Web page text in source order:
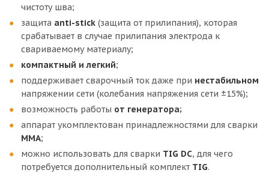
чистоту шва;
защита anti-stick (защита от прилипания), которая
срабатывает в случае прилипания электрода к
свариваемому материалу;
компактный и легкий;
поддерживает сварочный ток даже при нестабильном
напряжении сети (колебания напряжения сети ±15%);
возможность работы от генератора;
аппарат укомплектован принадлежностями для сварки
ММА;
можно использовать для сварки TIG DC, для чего
потребуется дополнительный комплект TIG.